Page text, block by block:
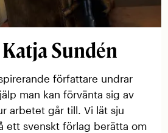
Sundén
författare undrar
man kan förvänta sig av
arbetet går till. Vi lät sju
ett svenskt förlag berätta om